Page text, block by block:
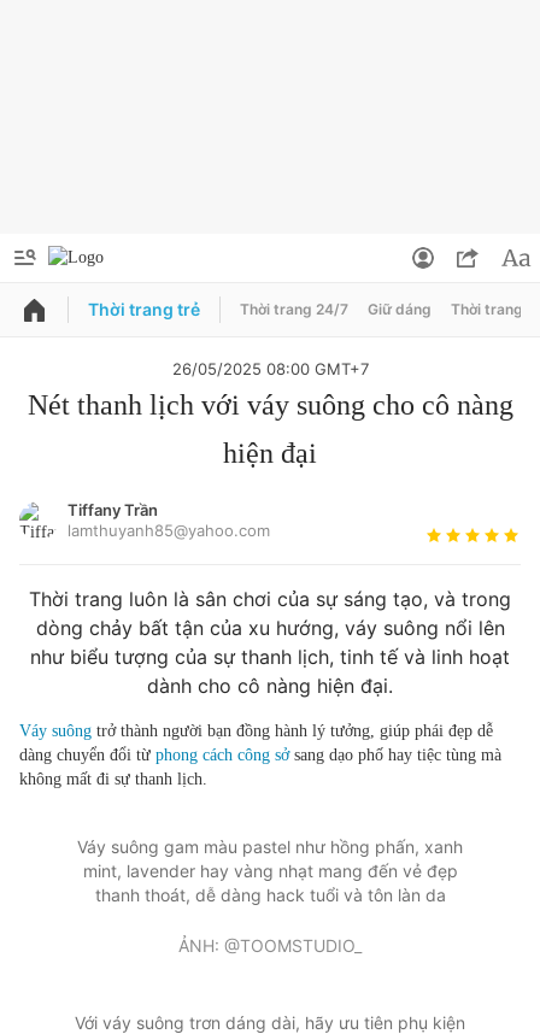
PODCAST QUẢNG CÁO
Chuyên mục khác
Chào ngày mới Tin 24h
Tin thị trường Tin 360
Video Podcasts
Sản phẩm khác
Bạn cần biết
Thông tin tòa soạn Liên hệ quảng cáo
Thông tin tài khoản
Tin đã lưu
Đăng xuất
Thời trang trẻ Thời trang 24/7 Giữ dáng Thời trang
26/05/2025 08:00 GMT+7
Nét thanh lịch với váy suông cho cô nàng
hiện đại
Tiffany Trần
lamthuyanh85@yahoo.com
Thời trang luôn là sân chơi của sự sáng tạo, và trong
dòng chảy bất tận của xu hướng, váy suông nổi lên
như biểu tượng của sự thanh lịch, tinh tế và linh hoạt
dành cho cô nàng hiện đại.
Váy suông trở thành người bạn đồng hành lý tưởng, giúp phái đẹp dễ
dàng chuyển đổi từ phong cách công sởsang dạo phố hay tiệc tùng mà
không mất đi sự thanh lịch.
Váy suông gam màu pastel như hồng phấn, xanh
mint, lavender hay vàng nhạt mang đến vẻ đẹp
thanh thoát, dễ dàng hack tuổi và tôn làn da
ẢNH: @TOOMSTUDIO_
Với váy suông trơn dáng dài, hãy ưu tiên phụ kiện